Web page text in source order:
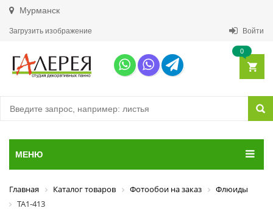
Мурманск
Загрузить изображение Войти
0
МЕНЮ
Главная Каталог товаров Фотообои на заказ
Флюиды
ТА1-413